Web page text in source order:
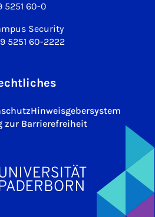
5251 60-0
Security
5251 60-2222
Hinweisgebersystem
zur Barrierefreiheit